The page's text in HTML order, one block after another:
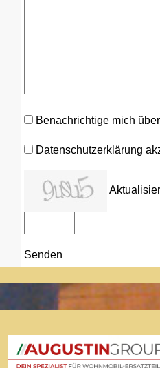
Benachrichtige mich
Datenschutzerklärung
Senden